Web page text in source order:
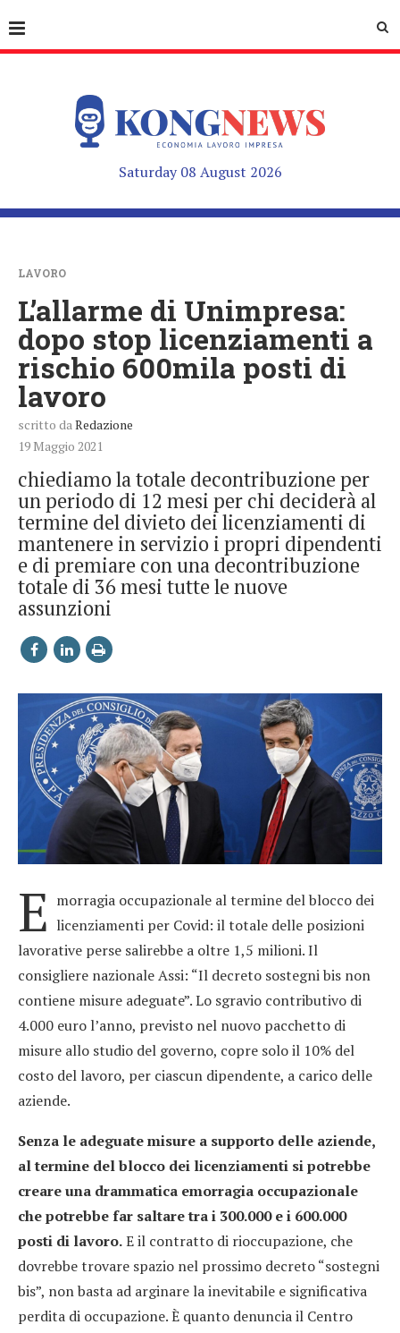
Saturday 08 August 2026
LAVORO
L’allarme di Unimpresa:
dopo stop licenziamenti a
rischio 600mila posti di
lavoro
scritto da Redazione
19 Maggio 2021
chiediamo la totale decontribuzione per
un periodo di 12 mesi per chi deciderà al
termine del divieto dei licenziamenti di
mantenere in servizio i propri dipendenti
e di premiare con una decontribuzione
totale di 36 mesi tutte le nuove
assunzioni
E morragia occupazionale al termine del blocco dei
licenziamenti per Covid: il totale delle posizioni
lavorative perse salirebbe a oltre 1,5 milioni. Il
consigliere nazionale Assi: “Il decreto sostegni bis non
contiene misure adeguate”. Lo sgravio contributivo di
4.000 euro l’anno, previsto nel nuovo pacchetto di
misure allo studio del governo, copre solo il 10% del
costo del lavoro, per ciascun dipendente, a carico delle
aziende.
Senza le adeguate misure a supporto delle aziende,
al termine del blocco dei licenziamenti si potrebbe
creare una drammatica emorragia occupazionale
che potrebbe far saltare tra i 300.000 e i 600.000
posti di lavoro.E il contratto di rioccupazione, che
dovrebbe trovare spazio nel prossimo decreto “sostegni
bis”, non basta ad arginare la inevitabile e significativa
perdita di occupazione. È quanto denuncia il Centro